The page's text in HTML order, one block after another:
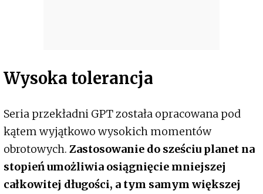
Wysoka tolerancja
Seria przekładni GPT została opracowana pod
kątem wyjątkowo wysokich momentów
obrotowych. Zastosowanie do sześciu planet na
stopień umożliwia osiągnięcie mniejszej
całkowitej długości, a tym samym większej